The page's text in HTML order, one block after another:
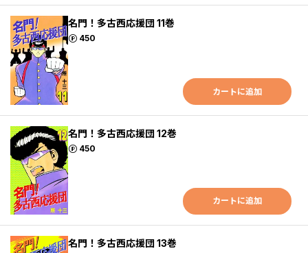
名門！多古西応援団 11巻
450
ポイント
カートに追加
名門！多古西応援団 12巻
450
ポイント
カートに追加
名門！多古西応援団 13巻